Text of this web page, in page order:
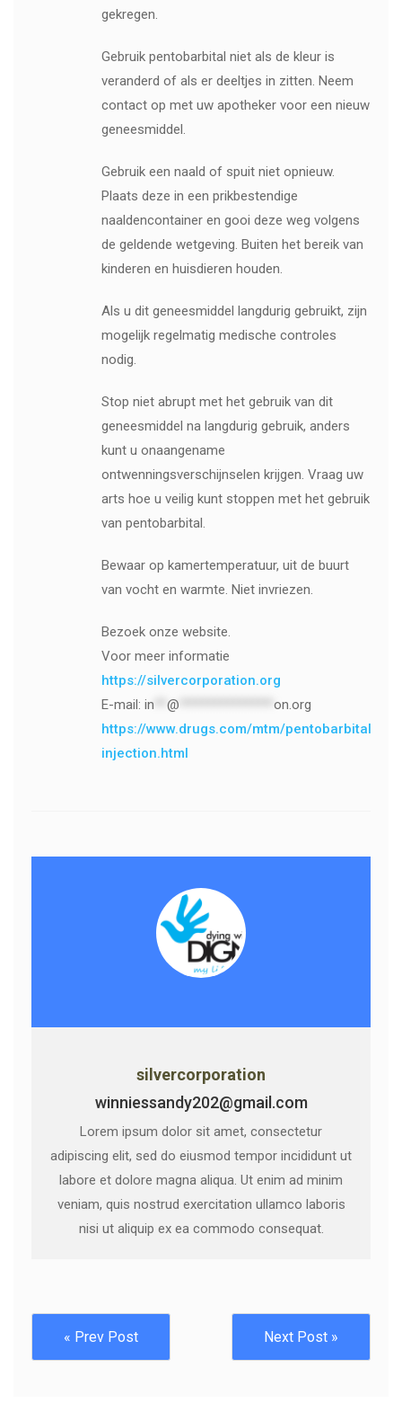
gekregen.
Gebruik pentobarbital niet als de kleur is
veranderd of als er deeltjes in zitten. Neem
contact op met uw apotheker voor een nieuw
geneesmiddel.
Gebruik een naald of spuit niet opnieuw.
Plaats deze in een prikbestendige
naaldencontainer en gooi deze weg volgens
de geldende wetgeving. Buiten het bereik van
kinderen en huisdieren houden.
Als u dit geneesmiddel langdurig gebruikt, zijn
mogelijk regelmatig medische controles
nodig.
Stop niet abrupt met het gebruik van dit
geneesmiddel na langdurig gebruik, anders
kunt u onaangename
ontwenningsverschijnselen krijgen. Vraag uw
arts hoe u veilig kunt stoppen met het gebruik
van pentobarbital.
Bewaar op kamertemperatuur, uit de buurt
van vocht en warmte. Niet invriezen.
Bezoek onze website.
Voor meer informatie
https://silvercorporation.org
E-mail: in @
on.org
https://www.drugs.com/mtm/pentobarbital-
injection.html
silvercorporation
winniessandy202@gmail.com
Lorem ipsum dolor sit amet, consectetur
adipiscing elit, sed do eiusmod tempor incididunt ut
labore et dolore magna aliqua. Ut enim ad minim
veniam, quis nostrud exercitation ullamco laboris
nisi ut aliquip ex ea commodo consequat.
« Prev Post Next Post »